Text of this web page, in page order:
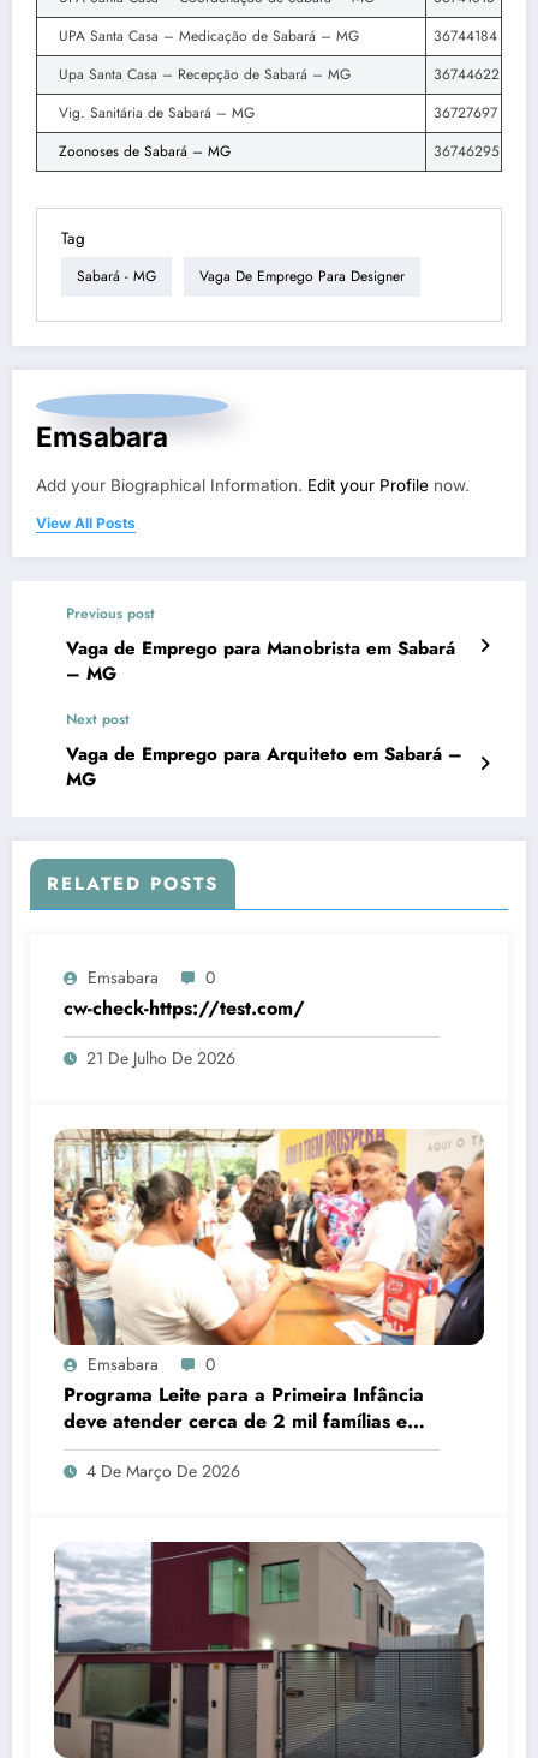
UPA Santa Casa – Medicação de Sabará – MG
36744184
Upa Santa Casa – Recepção de Sabará – MG
36744622
Vig. Sanitária de Sabará – MG
36727697
Zoonoses de Sabará – MG
36746295
Tag
Sabará - MG Vaga De Emprego Para Designer
Emsabara
Add your Biographical Information. Edit your Profile now.
View All Posts
Previous post
Vaga de Emprego para Manobrista em Sabará
– MG
Next post
Vaga de Emprego para Arquiteto em Sabará –
MG
RELATED POSTS
Emsabara 0
cw-check-https://test.com/
21 De Julho De 2026
Emsabara 0
Programa Leite para a Primeira Infância
deve atender cerca de 2 mil famílias em
Sabará
4 De Março De 2026